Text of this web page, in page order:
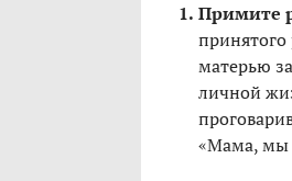
Примите
принятого
матерью
личной
«Мама, мы